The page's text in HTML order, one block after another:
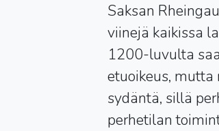
Saksan
viinejä kaikissa
1200-luvulta
etuoikeus,
sydäntä, sillä
perhetilan